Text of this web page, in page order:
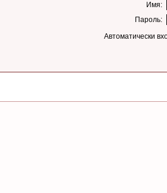
Имя:
Пароль:
Автоматически